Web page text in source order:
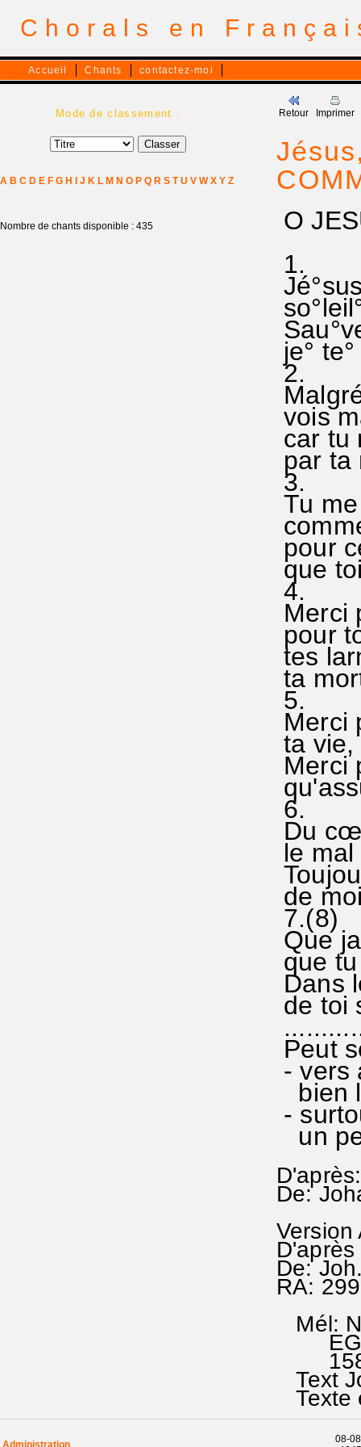
Chorals en
Accueil Chants contactez-moi
Mode de classement :
A B C D E F G H J K L M N O P Q R S T U V W X Y Z
Nombre de chants disponible : 435
Retour Imprimer
O
1.
je°
2.
vois
car tu
par ta
3.
Tu
pour
que
4.
Merci
pour
tes
ta
5.
Merci
ta
Merci
6.
Du
le
de
7.(8)
Que
que
Dans
de toi
Peut
- vers
bien
-
un
De:
Version
De:
RA: 299
Mél:
EG
Text
Texte
Administration
08-